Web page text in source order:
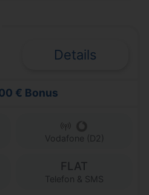
Details
€ Bonus
Vodafone (D2)
FLAT
Telefon & SMS